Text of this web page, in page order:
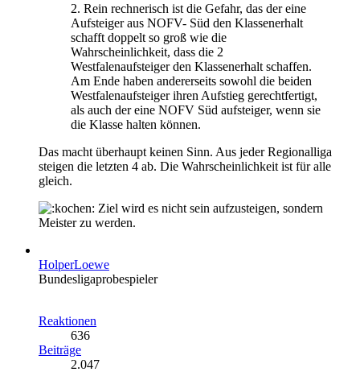
2. Rein rechnerisch ist die Gefahr, das der eine
Aufsteiger aus NOFV- Süd den Klassenerhalt
schafft doppelt so groß wie die
Wahrscheinlichkeit, dass die 2
Westfalenaufsteiger den Klassenerhalt schaffen.
Am Ende haben andererseits sowohl die beiden
Westfalenaufsteiger ihren Aufstieg gerechtfertigt,
als auch der eine NOFV Süd aufsteiger, wenn sie
die Klasse halten können.
Das macht überhaupt keinen Sinn. Aus jeder Regionalliga
steigen die letzten 4 ab. Die Wahrscheinlichkeit ist für alle
gleich.
Ziel wird es nicht sein aufzusteigen, sondern
Meister zu werden.
HolperLoewe
Bundesligaprobespieler
Reaktionen
636
Beiträge
2.047